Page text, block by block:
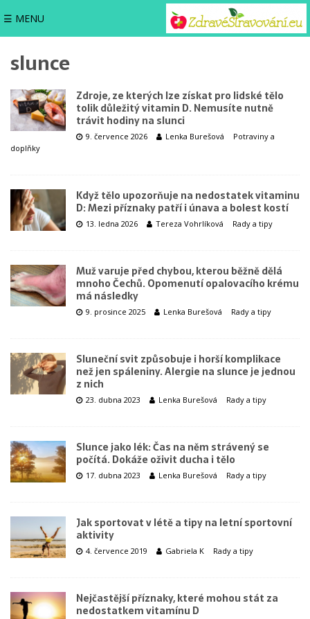
☰ MENU
slunce
Zdroje, ze kterých lze získat pro lidské tělo
tolik důležitý vitamin D. Nemusíte nutně
trávit hodiny na slunci
9. července 2026 Lenka Burešová
Potraviny a
doplňky
Když tělo upozorňuje na nedostatek vitaminu
D: Mezi příznaky patří i únava a bolest kostí
13. ledna 2026 Tereza Vohrlíková Rady a tipy
Muž varuje před chybou, kterou běžně dělá
mnoho Čechů. Opomenutí opalovacího krému
má následky
9. prosince 2025 Lenka Burešová Rady a tipy
Sluneční svit způsobuje i horší komplikace
než jen spáleniny. Alergie na slunce je jednou
z nich
23. dubna 2023 Lenka Burešová Rady a tipy
Slunce jako lék: Čas na něm strávený se
počítá. Dokáže oživit ducha i tělo
17. dubna 2023 Lenka Burešová Rady a tipy
Jak sportovat v létě a tipy na letní sportovní
aktivity
4. července 2019 Gabriela K Rady a tipy
Nejčastější příznaky, které mohou stát za
nedostatkem vitamínu D